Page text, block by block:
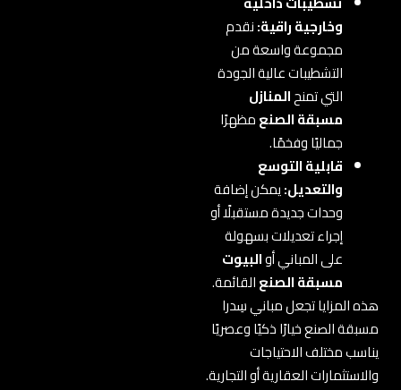
وخارجية راقية:نقدم
مجموعة واسعة من
التشطيبات عالية الجودة
التي تمنحالمنازل
مسبقة الصنعمظهرًا
جماليًا وفخمًا.
قابلية التوسع
والتعديل:يمكن إضافة
وحدات جديدة مستقبلًا أو
إجراء تعديلات بسهولة
على المباني أوالبيوت
مسبقة الصنعالقائمة.
هذه المزايا تجعل مباني سِدرا
مسبقة الصنع خيارًا ذكيًا وعصريًا
يناسب مختلف الاحتياجات
والاستثمارات العقارية أو التجارية.